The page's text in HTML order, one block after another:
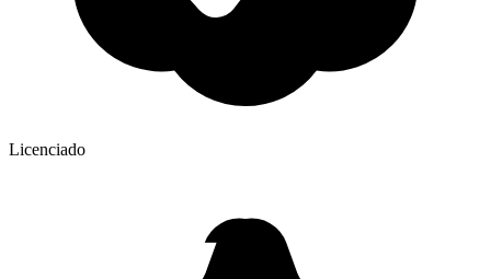
Licenciado